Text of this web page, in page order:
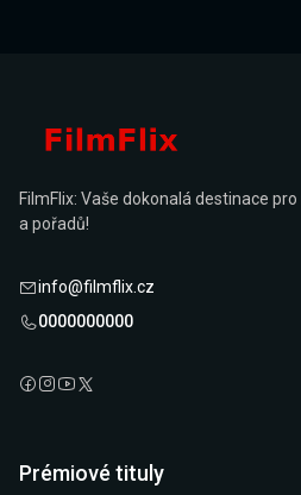
FilmFlix: Vaše dokonalá destinace
a pořadů!
info@filmflix.cz
0000000000
Prémiové tituly